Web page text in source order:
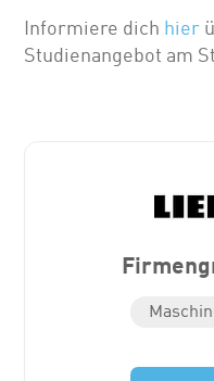
Informiere dich hier
Studienangebot am